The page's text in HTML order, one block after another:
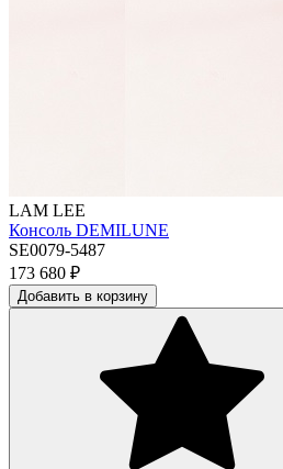
LAM LEE
Консоль DEMILUNE
SE0079-5487
173 680 ₽
Добавить в корзину